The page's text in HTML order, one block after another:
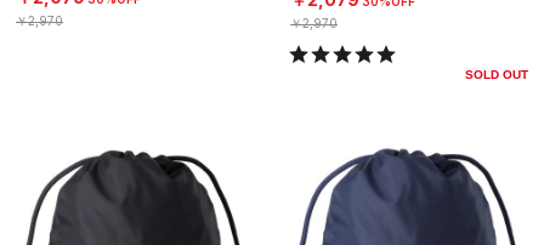
￥2,970
￥2,970
SOLD OUT